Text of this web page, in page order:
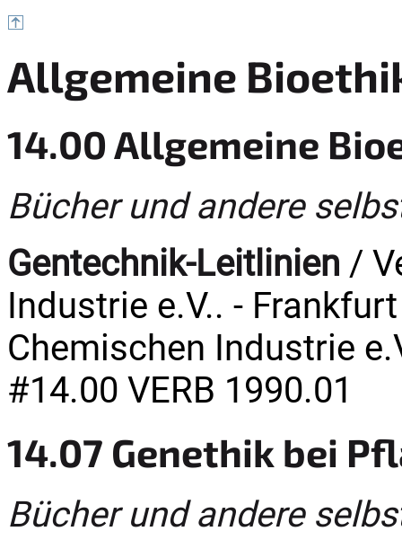
Allgemeine
14.00 Allgemeine
Bücher und andere
Gentechnik-Leitlinien /
Industrie e.V.. -
Chemischen Industrie
#14.00 VERB 1990.01
14.07 Genethik bei
Bücher und andere